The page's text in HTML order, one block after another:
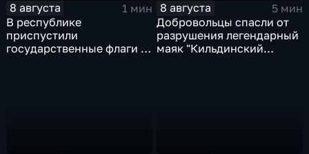
8 августа
1 мин
В республике
приспустили
государственные флаги и
8 августа
5 мин
Добровольцы спасли от
разрушения легендарный
маяк "Кильдинский